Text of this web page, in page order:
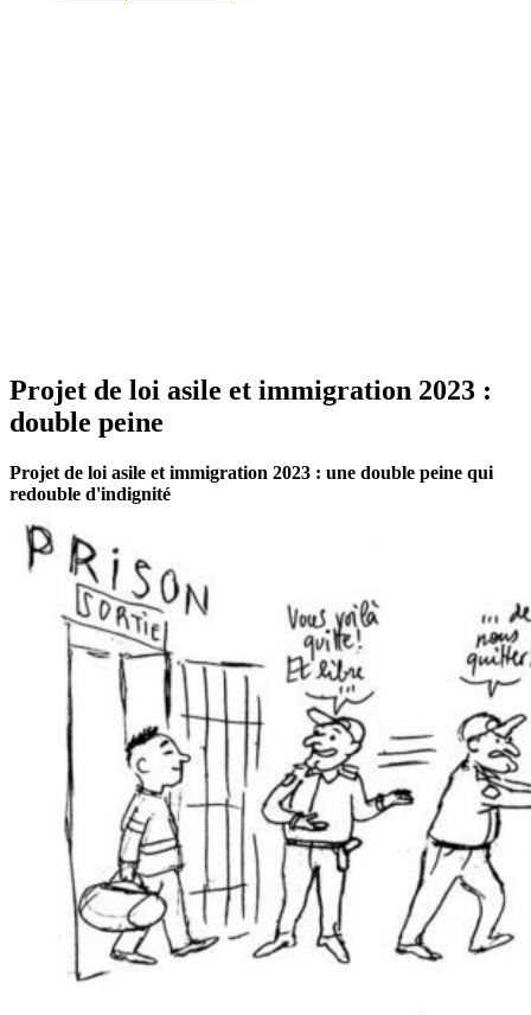
Projet de loi asile et immigration 2023 :
double peine
Projet de loi asile et immigration 2023 : une double peine qui
redouble d'indignité